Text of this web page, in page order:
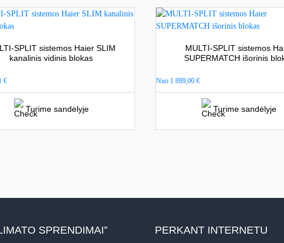
SPLIT sistemos Haier SLIM
kanalinis vidinis blokas
€
Turime sandėlyje
MULTI-SPLIT sistemos
SUPERMATCH išorinis
Nuo 1 889,00€
Turime sandėlyje
SPRENDIMAI” PERKANT INTERNETU